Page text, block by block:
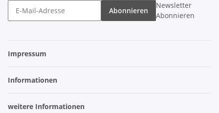
Abonnieren
Newsletter
Abonnieren
Impressum
Informationen
weitere Informationen